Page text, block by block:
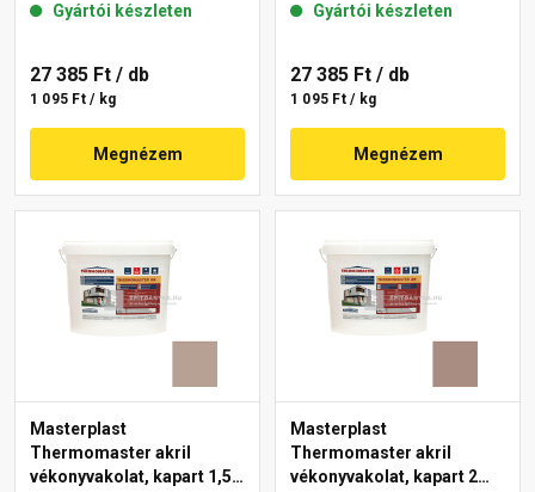
13-D 25 kg
Gyártói készleten
27 385 Ft / db
1 095 Ft / kg
Megnézem
Gyártói készleten
27 385 Ft / db
1 095 Ft / kg
Megnézem
Masterplast
Thermomaster akril
vékonyvakolat, kapart 1,5
Masterplast
Thermomaster akril
vékonyvakolat, kapart 2